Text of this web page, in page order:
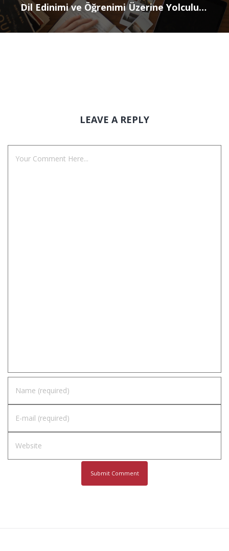
Dil Edinimi ve Öğrenimi Üzerine Yolculuk: Doğuştanlık Varsayımı
LEAVE A REPLY